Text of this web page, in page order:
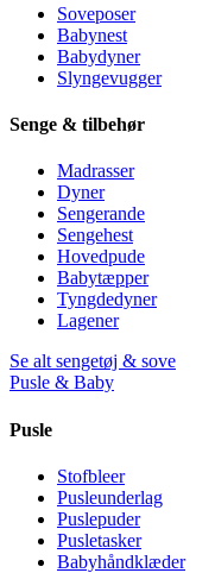
Soveposer
Babynest
Babydyner
Slyngevugger
Senge & tilbehør
Madrasser
Dyner
Sengerande
Sengehest
Hovedpude
Babytæpper
Tyngdedyner
Lagener
Se alt sengetøj & sove
Pusle & Baby
Pusle
Stofbleer
Pusleunderlag
Puslepuder
Pusletasker
Babyhåndklæder